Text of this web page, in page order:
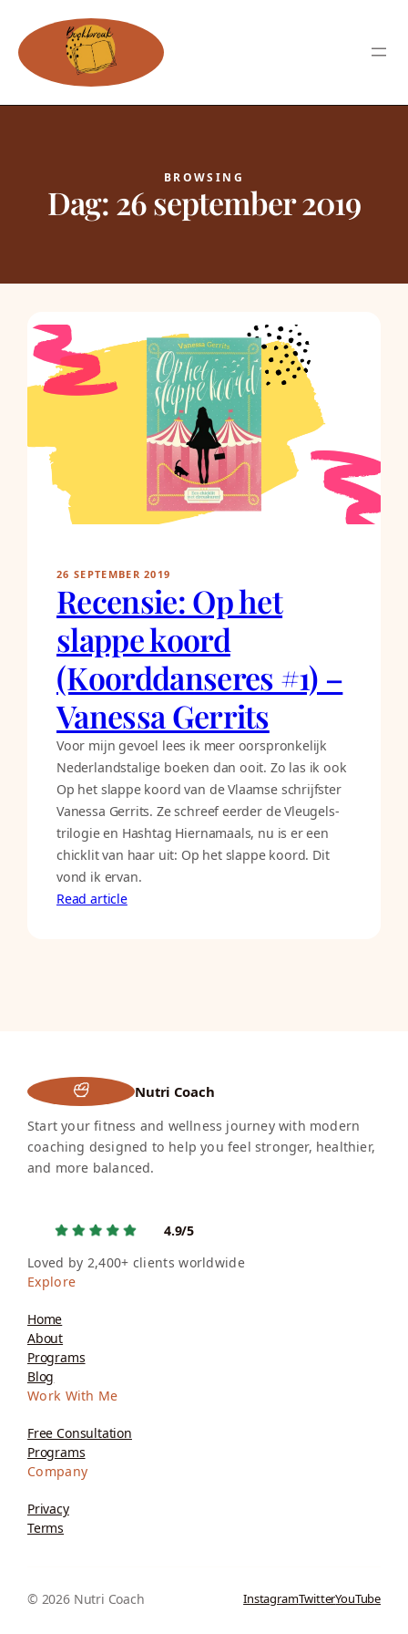
BROWSING
Dag:26 september 2019
26 SEPTEMBER 2019
Recensie: Op het
slappe koord
(Koorddanseres #1) –
Vanessa Gerrits
Voor mijn gevoel lees ik meer oorspronkelijk
Nederlandstalige boeken dan ooit. Zo las ik ook
Op het slappe koord van de Vlaamse schrijfster
Vanessa Gerrits. Ze schreef eerder de Vleugels-
trilogie en Hashtag Hiernamaals, nu is er een
chicklit van haar uit: Op het slappe koord. Dit
vond ik ervan.
Read article
Nutri Coach
Start your fitness and wellness journey with modern
coaching designed to help you feel stronger, healthier,
and more balanced.
4.9/5
Loved by 2,400+ clients worldwide
Explore
Home
About
Programs
Blog
Work With Me
Free Consultation
Programs
Company
Privacy
Terms
© 2026 Nutri Coach InstagramTwitterYouTube